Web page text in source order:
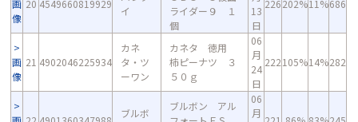
画
像
20 4549660819929
イ
ライダー９ １
個
13
日
226202%11%686
画
像
21 4902046225934
カネ
タ・ツ
ーワン
カネタ 徳用
柿ピーナツ ３
５０ｇ
06
月
24
日
222105%14%282
ブルボ
ブルボン アル
06
月